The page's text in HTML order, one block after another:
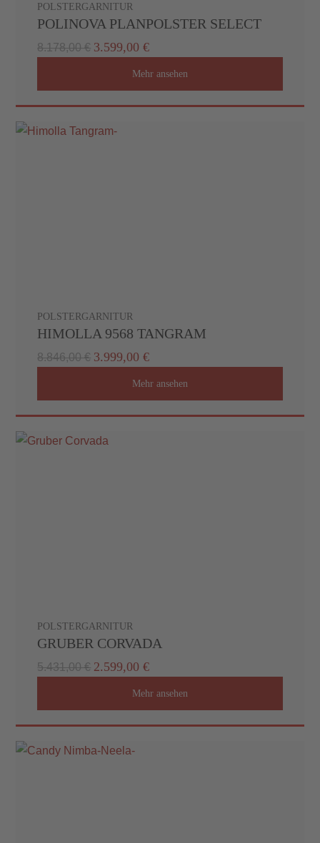
POLSTERGARNITUR
POLINOVA PLANPOLSTER SELECT
8.178,00 € 3.599,00 €
Mehr ansehen
POLSTERGARNITUR
HIMOLLA 9568 TANGRAM
8.846,00 € 3.999,00 €
Mehr ansehen
POLSTERGARNITUR
GRUBER CORVADA
5.431,00 € 2.599,00 €
Mehr ansehen